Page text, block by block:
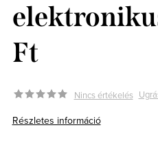
Ft
Nincs értékelés
Részletes információ